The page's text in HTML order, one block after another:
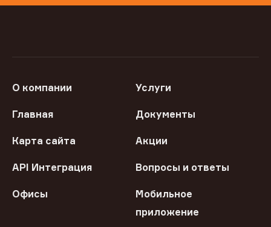
О компании Услуги
Главная Документы
Карта сайта Акции
API Интеграция Вопросы и ответы
Офисы
Мобильное
приложение